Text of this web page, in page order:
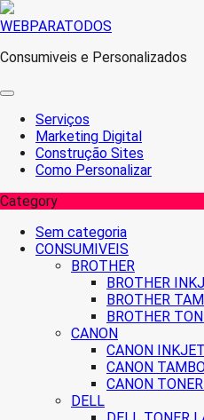
Skip
content
WEBPARATODOS
Consumiveis e Personalizados
Serviços
Marketing Digital
Construção Sites
Como Personalizar
Category
Sem categoria
CONSUMIVEIS
BROTHER
BROTHER
BROTHER
BROTHER
CANON
CANON INKJET
CANON
CANON
DELL